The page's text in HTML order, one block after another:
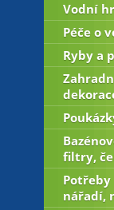
Vodní
Péče o
Ryby a
filtry,
Potřeby
nářadí,